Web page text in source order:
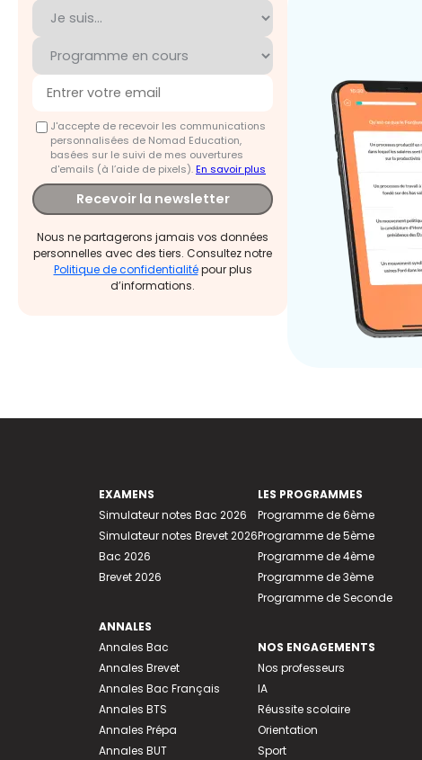
J'accepte de recevoir les communications
personnalisées de Nomad Education,
basées sur le suivi de mes ouvertures
d'emails (à l’aide de pixels).En savoir plus
Recevoir la newsletter
Nous ne partagerons jamais vos données
personnelles avec des tiers. Consultez notre
Politique de confidentialitépour plus
d’informations.
EXAMENS
Simulateur notes Bac 2026
Simulateur notes Brevet 2026
Bac 2026
Brevet 2026
ANNALES
Annales Bac
Annales Brevet
Annales Bac Français
Annales BTS
Annales Prépa
Annales BUT
LES PROGRAMMES
Programme de 6ème
Programme de 5ème
Programme de 4ème
Programme de 3ème
Programme de Seconde
NOS ENGAGEMENTS
Nos professeurs
IA
Réussite scolaire
Orientation
Sport